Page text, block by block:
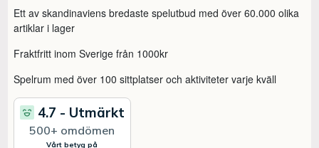
Ett av skandinaviens bredaste spelutbud med över 60.000 olika
artiklar i lager
Fraktfritt inom Sverige från 1000kr
Spelrum med över 100 sittplatser och aktiviteter varje kväll